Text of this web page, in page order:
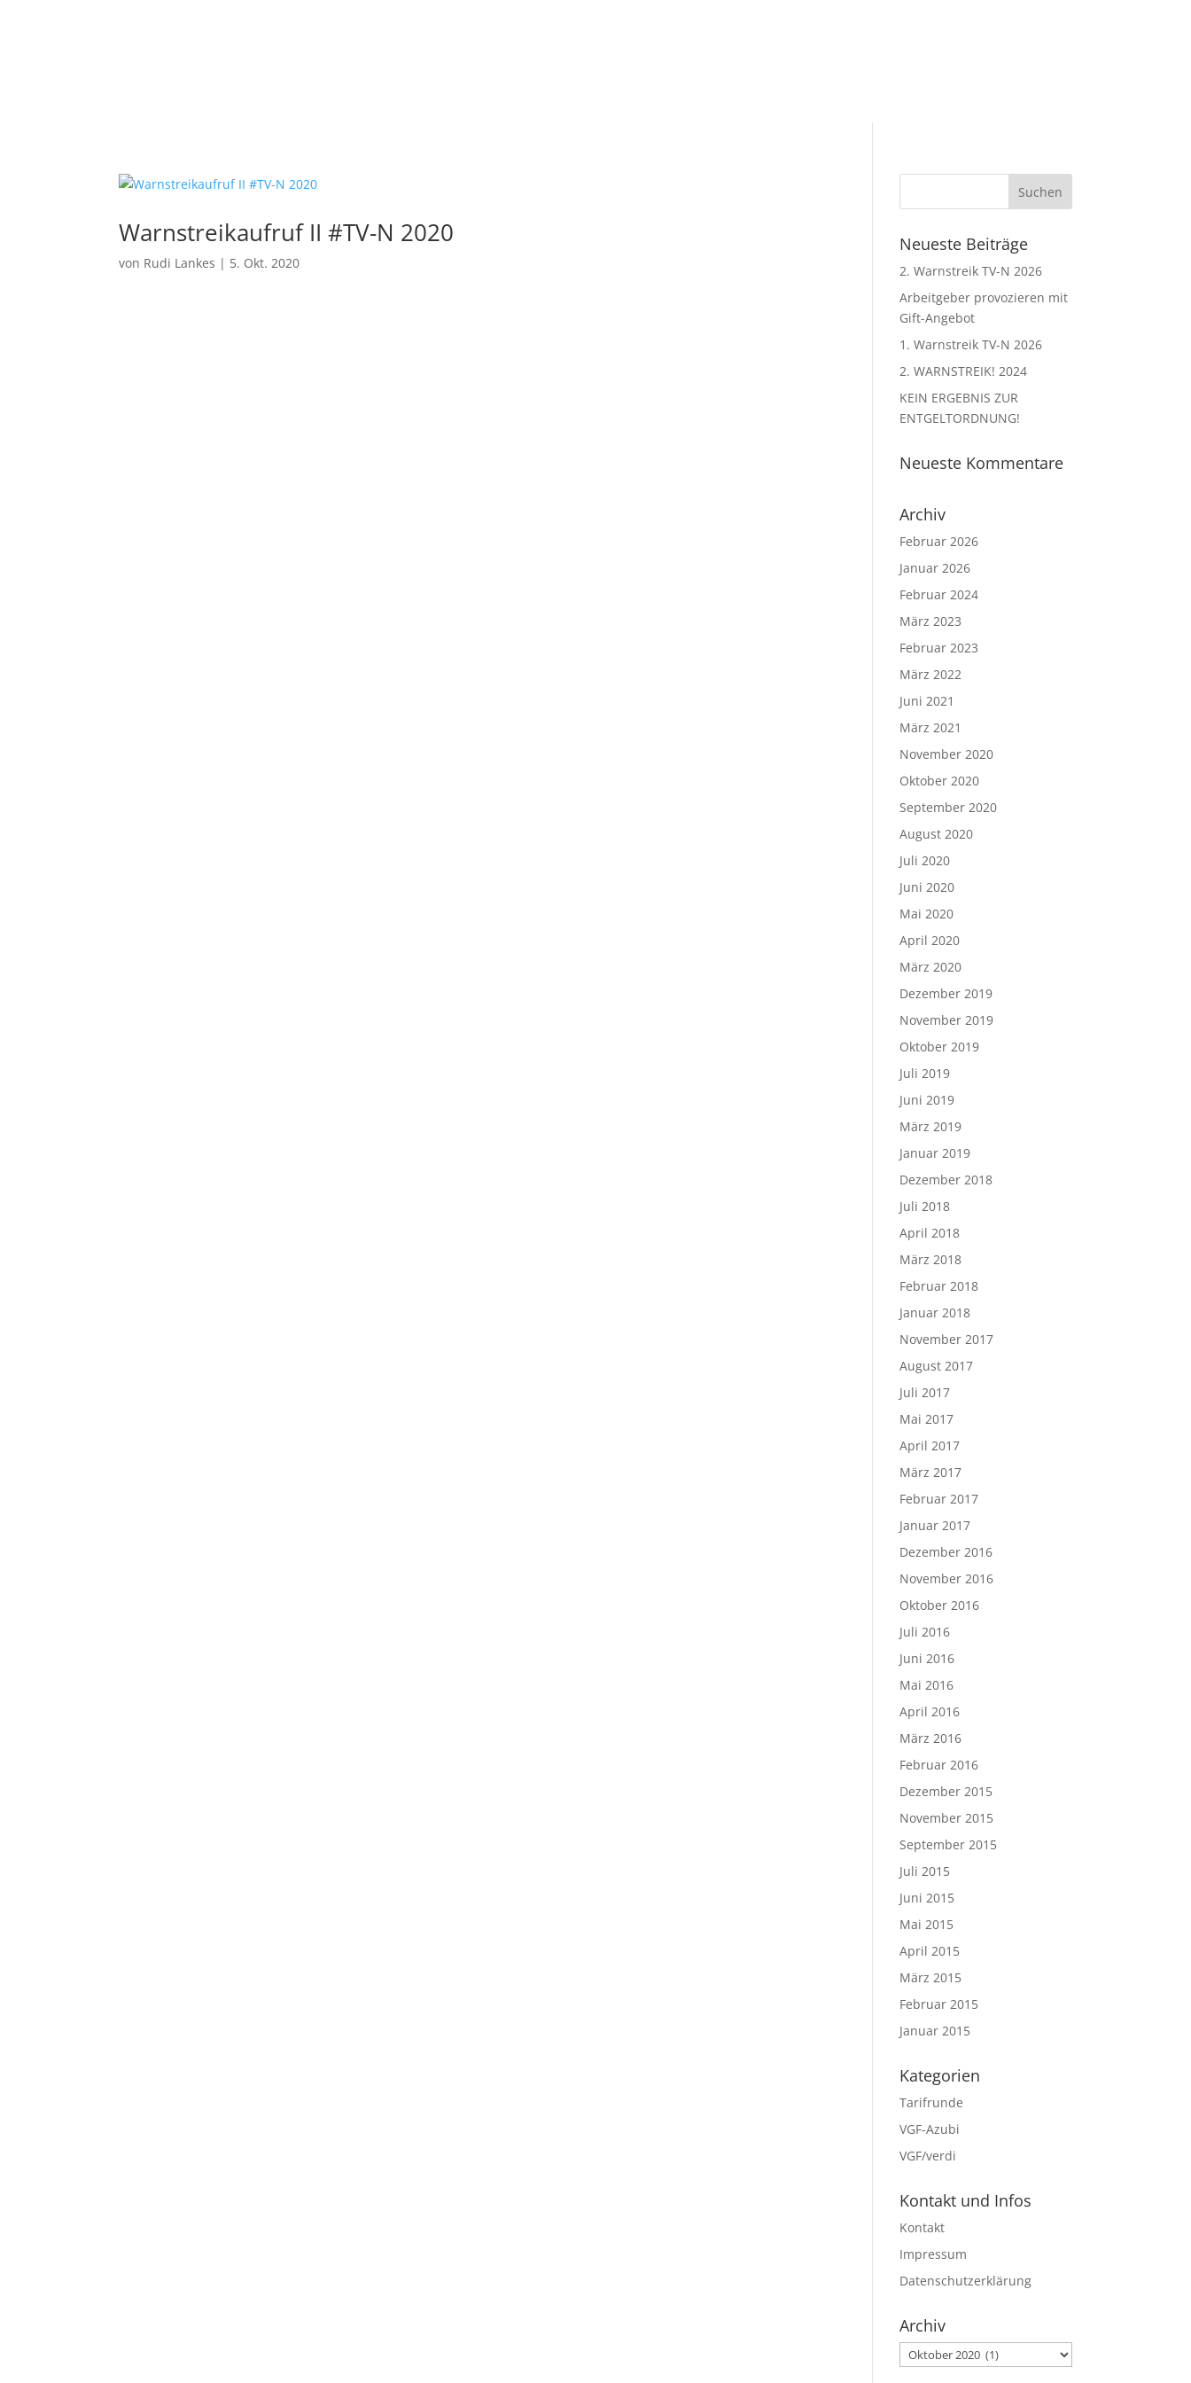
Warnstreikaufruf II #TV-N 2020
von Rudi Lankes | 5. Okt. 2020
Neueste Beiträge
2. Warnstreik TV-N 2026
Arbeitgeber provozieren mit
Gift-Angebot
1. Warnstreik TV-N 2026
2. WARNSTREIK! 2024
KEIN ERGEBNIS ZUR
ENTGELTORDNUNG!
Neueste Kommentare
Archiv
Februar 2026
Januar 2026
Februar 2024
März 2023
Februar 2023
März 2022
Juni 2021
März 2021
November 2020
Oktober 2020
September 2020
August 2020
Juli 2020
Juni 2020
Mai 2020
April 2020
März 2020
Dezember 2019
November 2019
Oktober 2019
Juli 2019
Juni 2019
März 2019
Januar 2019
Dezember 2018
Juli 2018
April 2018
März 2018
Februar 2018
Januar 2018
November 2017
August 2017
Juli 2017
Mai 2017
April 2017
März 2017
Februar 2017
Januar 2017
Dezember 2016
November 2016
Oktober 2016
Juli 2016
Juni 2016
Mai 2016
April 2016
März 2016
Februar 2016
Dezember 2015
November 2015
September 2015
Juli 2015
Juni 2015
Mai 2015
April 2015
März 2015
Februar 2015
Januar 2015
Kategorien
Tarifrunde
VGF-Azubi
VGF/verdi
Kontakt und Infos
Kontakt
Impressum
Datenschutzerklärung
Archiv
Archiv